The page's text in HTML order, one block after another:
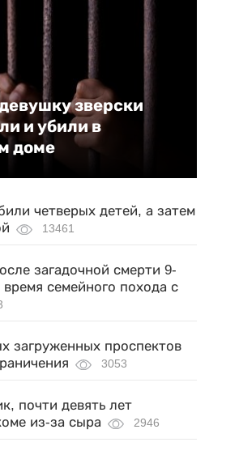
зверски
и убили в
доме
четверых детей, а затем
13461
загадочной смерти 9-
семейного похода с
загруженных проспектов
3053
почти девять лет
из-за сыра
2946